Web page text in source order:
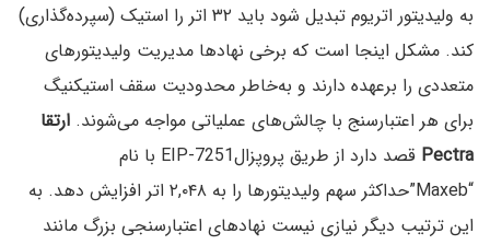
به ولیدیتور اتریوم تبدیل شود باید ۳۲ اتر را استیک (سپرده‌گذاری)
کند. مشکل اینجا است که برخی نهادها مدیریت ولیدیتورهای
متعددی را برعهده دارند و به‌خاطر محدودیت سقف استیکنیگ
برای هر اعتبارسنج با چالش‌های عملیاتی مواجه می‌شوند. ارتقا
Pectra
قصد دارد از طریق پروپزالEIP-7251 با نام
“Maxeb”حداکثر سهم ولیدیتورها را به ۲,۰۴۸ اتر افزایش دهد. به
این ترتیب دیگر نیازی نیست نهادهای اعتبارسنجی بزرگ مانند